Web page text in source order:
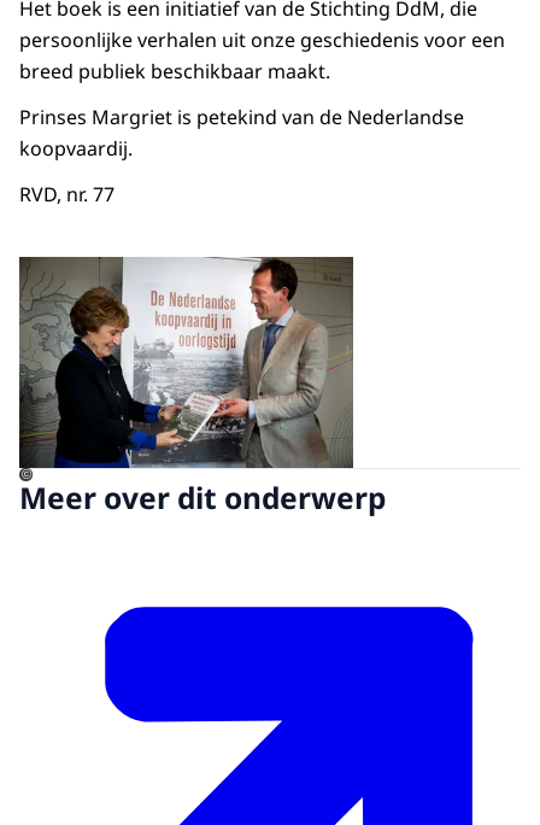
Het boek is een initiatief van de Stichting DdM, die
persoonlijke verhalen uit onze geschiedenis voor een
breed publiek beschikbaar maakt.
Prinses Margriet is petekind van de Nederlandse
koopvaardij.
RVD, nr. 77
Open de galerij in vergrote
©
Meer over dit onderwerp